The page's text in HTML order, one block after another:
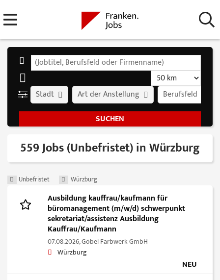
Stadt Art der Anstellung Berufsfeld
559 Jobs (Unbefristet) in Würzburg
Unbefristet Würzburg
Ausbildung kauffrau/kaufmann für
büromanagement (m/w/d) schwerpunkt
sekretariat/assistenz Ausbildung
Kauffrau/Kaufmann
07.08.2026,Göbel Farbwerk GmbH
Würzburg
NEU